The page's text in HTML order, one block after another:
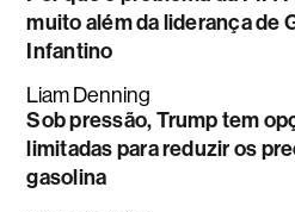
muito além da liderança de
Infantino
Liam Denning
Sob pressão, Trump tem
limitadas para reduzir os
gasolina